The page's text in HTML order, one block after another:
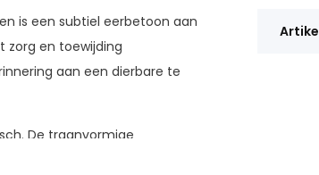
is een subtiel eerbetoon aan
zorg en toewijding
aan een dierbare te
De traanvormige
harmonieuze combinatie